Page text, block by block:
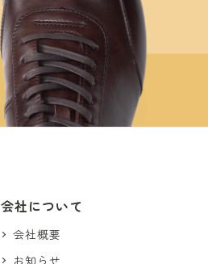
会社について
会社概要
お知らせ